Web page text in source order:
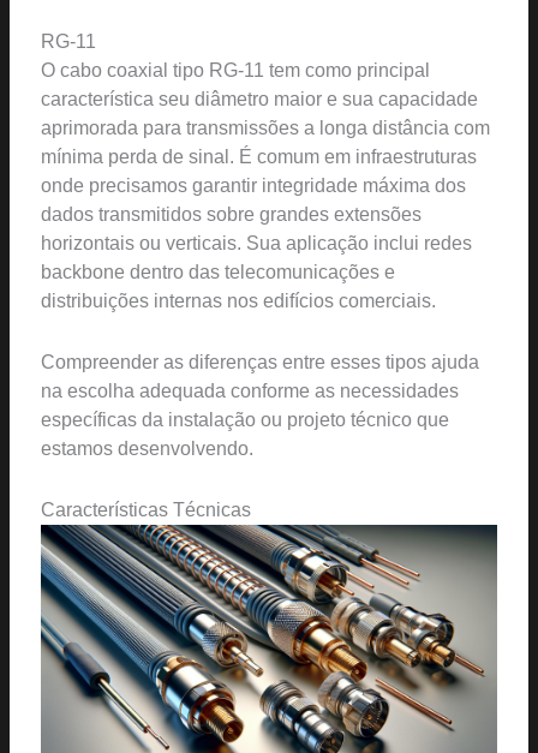
RG-11
O cabo coaxial tipo RG-11 tem como principal
característica seu diâmetro maior e sua capacidade
aprimorada para transmissões a longa distância com
mínima perda de sinal. É comum em infraestruturas
onde precisamos garantir integridade máxima dos
dados transmitidos sobre grandes extensões
horizontais ou verticais. Sua aplicação inclui redes
backbone dentro das telecomunicações e
distribuições internas nos edifícios comerciais.
Compreender as diferenças entre esses tipos ajuda
na escolha adequada conforme as necessidades
específicas da instalação ou projeto técnico que
estamos desenvolvendo.
Características Técnicas